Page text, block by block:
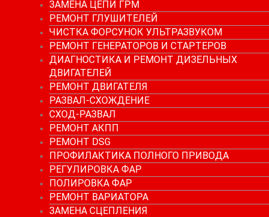
ЗАМЕНА ЦЕПИ ГРМ
РЕМОНТ ГЛУШИТЕЛЕЙ
ЧИСТКА ФОРСУНОК УЛЬТРАЗВУКОМ
РЕМОНТ ГЕНЕРАТОРОВ И СТАРТЕРОВ
ДИАГНОСТИКА И РЕМОНТ ДИЗЕЛЬНЫХ
ДВИГАТЕЛЕЙ
РЕМОНТ ДВИГАТЕЛЯ
РАЗВАЛ-СХОЖДЕНИЕ
СХОД-РАЗВАЛ
РЕМОНТ АКПП
РЕМОНТ DSG
ПРОФИЛАКТИКА ПОЛНОГО ПРИВОДА
РЕГУЛИРОВКА ФАР
ПОЛИРОВКА ФАР
РЕМОНТ ВАРИАТОРА
ЗАМЕНА СЦЕПЛЕНИЯ